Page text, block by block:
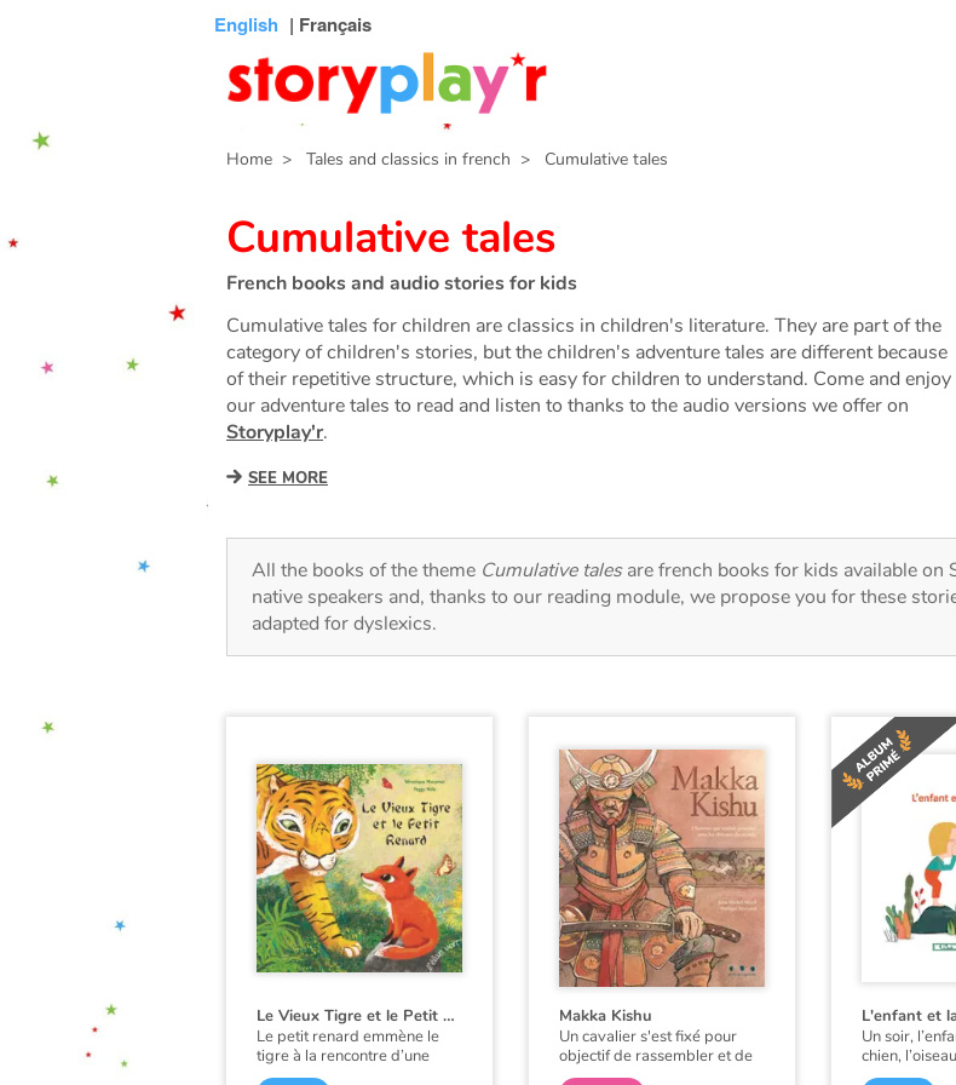
English | Français
Home > Tales and classics in french > Cumulative tales
Cumulative tales
French books and audio stories for kids
Cumulative tales for children are classics in children's literature. They are part of the
category of children's stories, but the children's adventure tales are different because
of their repetitive structure, which is easy for children to understand. Come and enjoy
our adventure tales to read and listen to thanks to the audio versions we offer on
Storyplay'r.
SEE MORE
All the books of the theme Cumulative talesare french books for kids available
native speakers and, thanks to our reading module, we propose you for these
adapted for dyslexics.
Le Vieux Tigre et le Petit Renard
Le petit renard emmène le
tigre à la rencontre d’une
biche et de son faon, de trois
Makka Kishu
Un cavalier s'est fixé pour
objectif de rassembler et de
s’approprier tous les
L'enfant et
Un soir,
chien,
cessèrent de